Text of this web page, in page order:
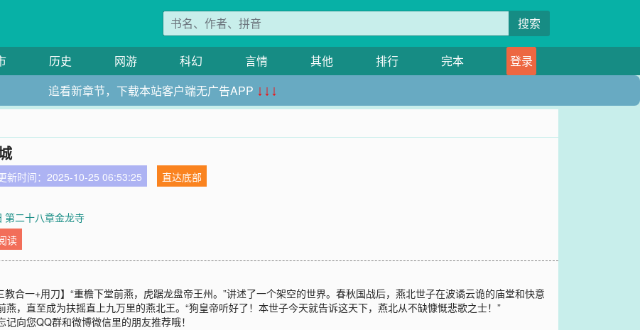
搜索
历史 网游 科幻 言情 其他 排行 完本
登录
追看新章节，下载本站客户端无广告APP ↓↓↓
新时间：2025-10-25 06:53:25
直达底部
第二十八章金龙寺
读
教合一+用刀】“重檐下堂前燕，虎踞龙盘帝王州。”讲述了一个架空的世界。春秋国战后，燕北世子在波谲云诡的庙堂和快意
，直至成为扶摇直上九万里的燕北王。“狗皇帝听好了！本世子今天就告诉这天下，燕北从不缺慷慨悲歌之士！”
向您QQ群和微博微信里的朋友推荐哦！